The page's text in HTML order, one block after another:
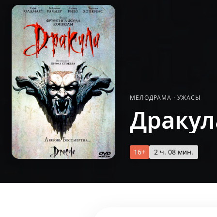
МЕЛОДРАМА · УЖАСЫ
16+ 2 ч. 08 мин.